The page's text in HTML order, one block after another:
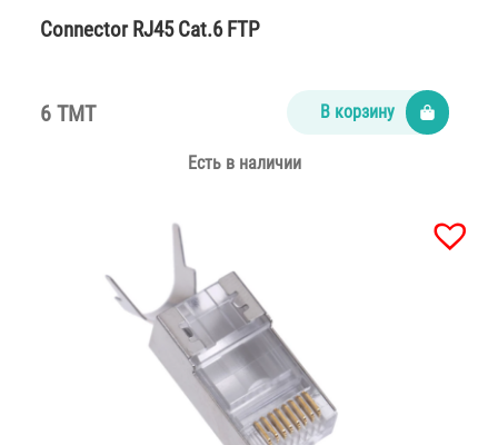
Connector RJ45 Cat.6 FTP
6 TMT В корзину
Есть в наличии